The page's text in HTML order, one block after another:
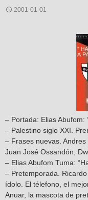
2001-01-01
– Portada: Elias Abufom:
– Palestino siglo XXI.
– Frases nuevas. Andres
Juan José Ossandón,
– Elias Abufom Tuma:
– Pretemporada.
ídolo. El télefono, el
Anuar, la mascota de